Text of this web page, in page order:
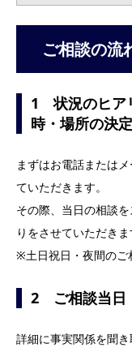
ご相談の流
1 状況のヒア
時・場所の決定
まずはお電話または
ていただきます。
その際、当日の相談
りをさせていただき
※土日祝日・夜間のご
2 ご相談当日
詳細に事実関係を聞